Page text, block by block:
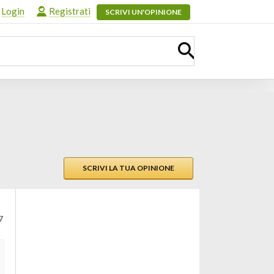
Login Registrati SCRIVI UN'OPINIONE
SCRIVI LA TUA OPINIONE